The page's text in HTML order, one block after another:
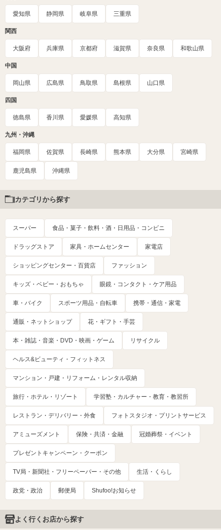
愛知県 静岡県 岐阜県 三重県
関西
大阪府 兵庫県 京都府 滋賀県 奈良県 和歌山県
中国
岡山県 広島県 鳥取県 島根県 山口県
四国
徳島県 香川県 愛媛県 高知県
九州・沖縄
福岡県 佐賀県 長崎県 熊本県 大分県 宮崎県
鹿児島県 沖縄県
カテゴリから探す
スーパー 食品・菓子・飲料・酒・日用品・コンビニ
ドラッグストア 家具・ホームセンター 家電店
ショッピングセンター・百貨店 ファッション
キッズ・ベビー・おもちゃ 眼鏡・コンタクト・ケア用品
車・バイク スポーツ用品・自転車 携帯・通信・家電
通販・ネットショップ 花・ギフト・手芸
本・雑誌・音楽・DVD・映画・ゲーム リサイクル
ヘルス&ビューティ・フィットネス
マンション・戸建・リフォーム・レンタル収納
旅行・ホテル・リゾート 学習塾・カルチャー・教育・教習所
レストラン・デリバリー・外食 フォトスタジオ・プリントサービス
アミューズメント 保険・共済・金融 冠婚葬祭・イベント
プレゼントキャンペーン・クーポン
TV局・新聞社・フリーペーパー・その他 生活・くらし
政党・政治 郵便局 Shufoo!お知らせ
よく行くお店から探す